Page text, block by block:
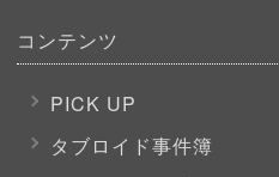
コンテンツ
PICK UP
タブロイド事件簿